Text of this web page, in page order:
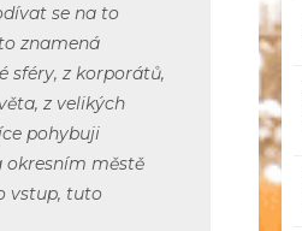
se na to
znamená
sféry, z korporátů,
z velikých
pohybuji
okresním městě
vstup, tuto